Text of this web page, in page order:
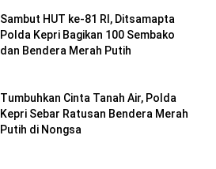
Sambut HUT ke-81 RI, Ditsamapta
Polda Kepri Bagikan 100 Sembako
dan Bendera Merah Putih
Tumbuhkan Cinta Tanah Air, Polda
Kepri Sebar Ratusan Bendera Merah
Putih di Nongsa